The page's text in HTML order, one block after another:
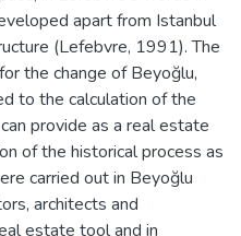
apart from Istanbul
(Lefebvre, 1991). The
the change of Beyoğlu,
to the calculation of the
provide as a real estate
of the historical process as
carried out in Beyoğlu
architects and
estate tool and in